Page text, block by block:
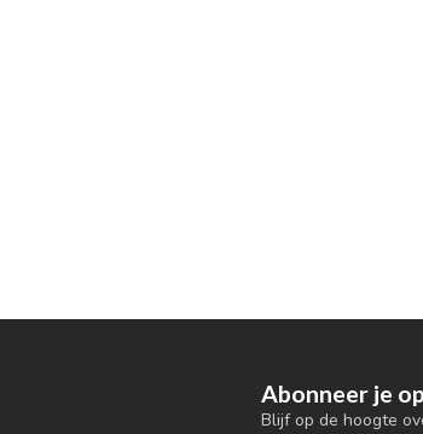
Abonneer je
Blijf op de hoogte